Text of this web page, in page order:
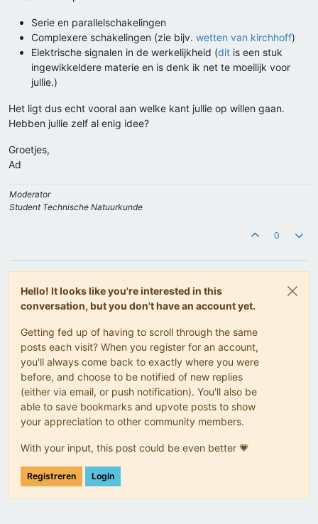
Serie en parallelschakelingen
Complexere schakelingen (zie bijv. wetten van kirchhoff)
Elektrische signalen in de werkelijkheid (dit is een stuk
ingewikkeldere materie en is denk ik net te moeilijk voor
jullie.)
Het ligt dus echt vooral aan welke kant jullie op willen gaan.
Hebben jullie zelf al enig idee?
Groetjes,
Ad
Moderator
Student Technische Natuurkunde
0
Hello! It looks like you're interested in this
conversation, but you don't have an account yet.
Getting fed up of having to scroll through the same
posts each visit? When you register for an account,
you'll always come back to exactly where you were
before, and choose to be notified of new replies
(either via email, or push notification). You'll also be
able to save bookmarks and upvote posts to show
your appreciation to other community members.
With your input, this post could be even better 💗
Registreren Login